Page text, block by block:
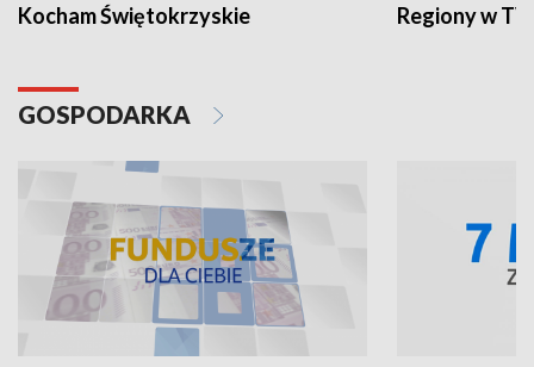
Kocham Świętokrzyskie Regiony w
GOSPODARKA